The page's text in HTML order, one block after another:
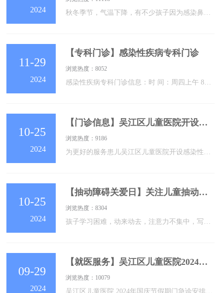
2024
11-29
2024
浏览热度：8052
【专科门诊】感染性疾病专科门诊
10-25
2024
浏览热度：9186
【门诊信息】吴江区儿童医院开设感染性疾病专科门诊
10-25
2024
浏览热度：8304
【抽动障碍关爱日】关注儿童抽动，科普义诊活动信息
09-29
2024
浏览热度：10079
【就医服务】吴江区儿童医院2024年国庆节假期门急诊安排